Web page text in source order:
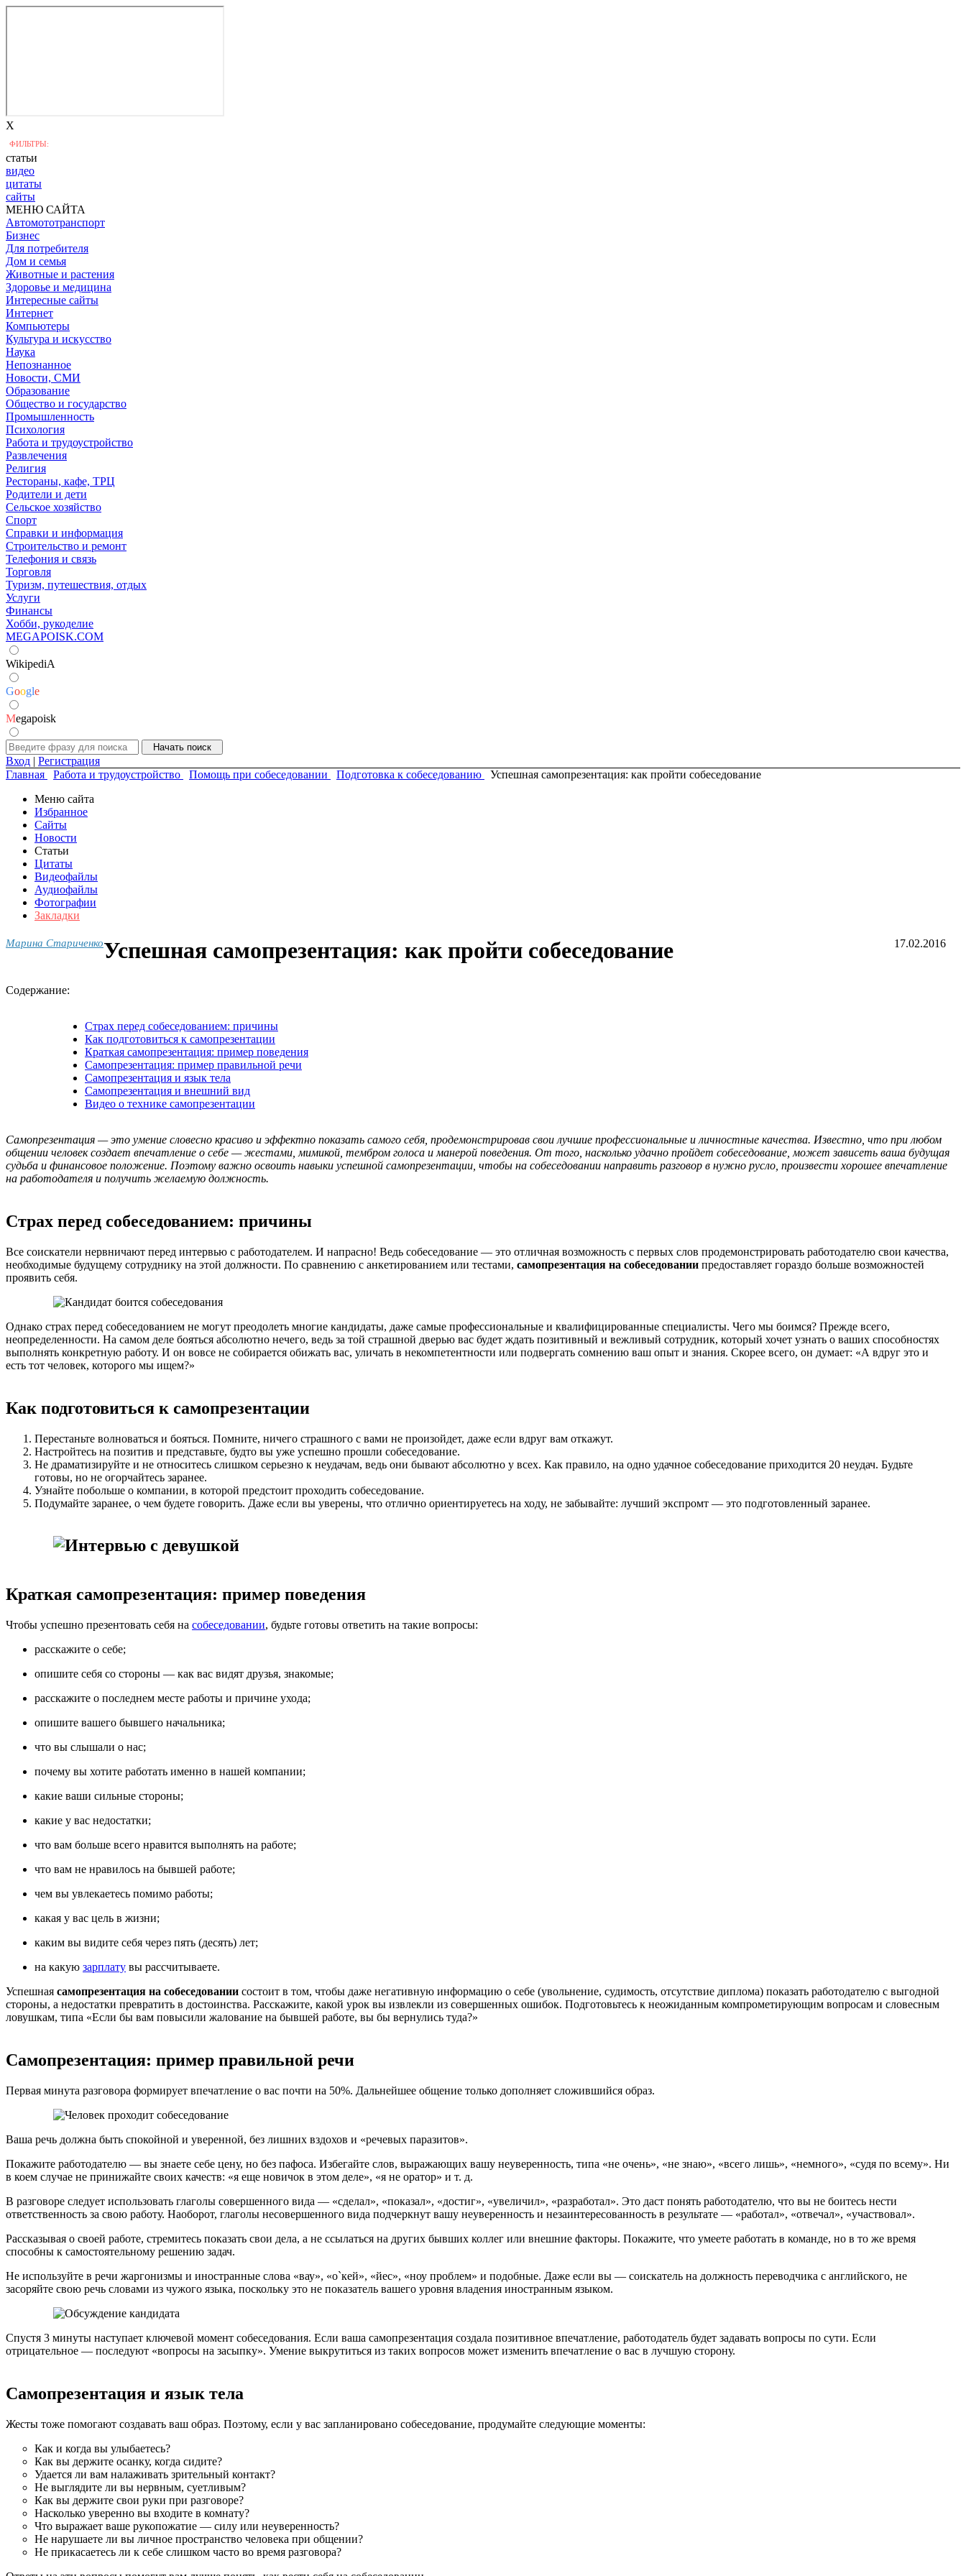
X
ФИЛЬТРЫ:
статьи
видео
цитаты
сайты
МЕНЮ САЙТА
Автомототранспорт
Бизнес
Для потребителя
Дом и семья
Животные и растения
Здоровье и медицина
Интересные сайты
Интернет
Компьютеры
Культура и искусство
Наука
Непознанное
Новости, СМИ
Образование
Общество и государство
Промышленность
Психология
Работа и трудоустройство
Развлечения
Религия
Рестораны, кафе, ТРЦ
Родители и дети
Сельское хозяйство
Спорт
Справки и информация
Строительство и ремонт
Телефония и связь
Торговля
Туризм, путешествия, отдых
Услуги
Финансы
Хобби, рукоделие
MEGAPOISK.COM
WikipediA
Google
Megapoisk
Вход | Регистрация
Главная
Работа и трудоустройство Помощь при собеседовании Подготовка к собеседованию
Успешная самопрезентация: как пройти собеседование
Меню сайта
Избранное
Сайты
Новости
Статьи
Цитаты
Видеофайлы
Аудиофайлы
Фотографии
Закладки
Марина Стариченко 17.02.2016
Успешная самопрезентация: как пройти собеседование
Содержание:
Страх перед собеседованием: причины
Как подготовиться к самопрезентации
Краткая самопрезентация: пример поведения
Самопрезентация: пример правильной речи
Самопрезентация и язык тела
Самопрезентация и внешний вид
Видео о технике самопрезентации
Самопрезентация — это умение словесно красиво и эффектно показать самого себя, продемонстрировав свои лучшие профессиональные и личностные качества. Известно, что при любом
общении человек создает впечатление о себе — жестами, мимикой, тембром голоса и манерой поведения. От того, насколько удачно пройдет собеседование, может зависеть ваша будущая
судьба и финансовое положение. Поэтому важно освоить навыки успешной самопрезентации, чтобы на собеседовании направить разговор в нужно русло, произвести хорошее впечатление
на работодателя и получить желаемую должность.
Страх перед собеседованием: причины
Все соискатели нервничают перед интервью с работодателем. И напрасно! Ведь собеседование — это отличная возможность с первых слов продемонстрировать работодателю свои качества,
необходимые будущему сотруднику на этой должности. По сравнению с анкетированием или тестами, самопрезентация на собеседовании предоставляет гораздо больше возможностей
проявить себя.
Однако страх перед собеседованием не могут преодолеть многие кандидаты, даже самые профессиональные и квалифицированные специалисты. Чего мы боимся? Прежде всего,
неопределенности. На самом деле бояться абсолютно нечего, ведь за той страшной дверью вас будет ждать позитивный и вежливый сотрудник, который хочет узнать о ваших способностях
выполнять конкретную работу. И он вовсе не собирается обижать вас, уличать в некомпетентности или подвергать сомнению ваш опыт и знания. Скорее всего, он думает: «А вдруг это и
есть тот человек, которого мы ищем?»
Как подготовиться к самопрезентации
Перестаньте волноваться и бояться. Помните, ничего страшного с вами не произойдет, даже если вдруг вам откажут.
Настройтесь на позитив и представьте, будто вы уже успешно прошли собеседование.
Не драматизируйте и не относитесь слишком серьезно к неудачам, ведь они бывают абсолютно у всех. Как правило, на одно удачное собеседование приходится 20 неудач. Будьте
готовы, но не огорчайтесь заранее.
Узнайте побольше о компании, в которой предстоит проходить собеседование.
Подумайте заранее, о чем будете говорить. Даже если вы уверены, что отлично ориентируетесь на ходу, не забывайте: лучший экспромт — это подготовленный заранее.
Краткая самопрезентация: пример поведения
Чтобы успешно презентовать себя на собеседовании, будьте готовы ответить на такие вопросы:
расскажите о себе;
опишите себя со стороны — как вас видят друзья, знакомые;
расскажите о последнем месте работы и причине ухода;
опишите вашего бывшего начальника;
что вы слышали о нас;
почему вы хотите работать именно в нашей компании;
какие ваши сильные стороны;
какие у вас недостатки;
что вам больше всего нравится выполнять на работе;
что вам не нравилось на бывшей работе;
чем вы увлекаетесь помимо работы;
какая у вас цель в жизни;
каким вы видите себя через пять (десять) лет;
на какую зарплату вы рассчитываете.
Успешная самопрезентация на собеседовании состоит в том, чтобы даже негативную информацию о себе (увольнение, судимость, отсутствие диплома) показать работодателю с выгодной
стороны, а недостатки превратить в достоинства. Расскажите, какой урок вы извлекли из совершенных ошибок. Подготовьтесь к неожиданным компрометирующим вопросам и словесным
ловушкам, типа «Если бы вам повысили жалование на бывшей работе, вы бы вернулись туда?»
Самопрезентация: пример правильной речи
Первая минута разговора формирует впечатление о вас почти на 50%. Дальнейшее общение только дополняет сложившийся образ.
Ваша речь должна быть спокойной и уверенной, без лишних вздохов и «речевых паразитов».
Покажите работодателю — вы знаете себе цену, но без пафоса. Избегайте слов, выражающих вашу неуверенность, типа «не очень», «не знаю», «всего лишь», «немного», «судя по всему». Ни
в коем случае не принижайте своих качеств: «я еще новичок в этом деле», «я не оратор» и т. д.
В разговоре следует использовать глаголы совершенного вида — «сделал», «показал», «достиг», «увеличил», «разработал». Это даст понять работодателю, что вы не боитесь нести
ответственность за свою работу. Наоборот, глаголы несовершенного вида подчеркнут вашу неуверенность и незаинтересованность в результате — «работал», «отвечал», «участвовал».
Рассказывая о своей работе, стремитесь показать свои дела, а не ссылаться на других бывших коллег или внешние факторы. Покажите, что умеете работать в команде, но в то же время
способны к самостоятельному решению задач.
Не используйте в речи жаргонизмы и иностранные слова «вау», «о`кей», «йес», «ноу проблем» и подобные. Даже если вы — соискатель на должность переводчика с английского, не
засоряйте свою речь словами из чужого языка, поскольку это не показатель вашего уровня владения иностранным языком.
Спустя 3 минуты наступает ключевой момент собеседования. Если ваша самопрезентация создала позитивное впечатление, работодатель будет задавать вопросы по сути. Если
отрицательное — последуют «вопросы на засыпку». Умение выкрутиться из таких вопросов может изменить впечатление о вас в лучшую сторону.
Самопрезентация и язык тела
Жесты тоже помогают создавать ваш образ. Поэтому, если у вас запланировано собеседование, продумайте следующие моменты:
Как и когда вы улыбаетесь?
Как вы держите осанку, когда сидите?
Удается ли вам налаживать зрительный контакт?
Не выглядите ли вы нервным, суетливым?
Как вы держите свои руки при разговоре?
Насколько уверенно вы входите в комнату?
Что выражает ваше рукопожатие — силу или неуверенность?
Не нарушаете ли вы личное пространство человека при общении?
Не прикасаетесь ли к себе слишком часто во время разговора?